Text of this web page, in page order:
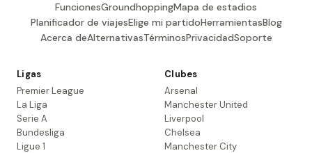
FuncionesGroundhoppingMapa de estadios
Planificador de viajesElige mi partidoHerramientasBlog
Acerca deAlternativasTérminosPrivacidadSoporte
Ligas
Premier League
La Liga
Serie A
Bundesliga
Ligue 1
Clubes
Arsenal
Manchester United
Liverpool
Chelsea
Manchester City